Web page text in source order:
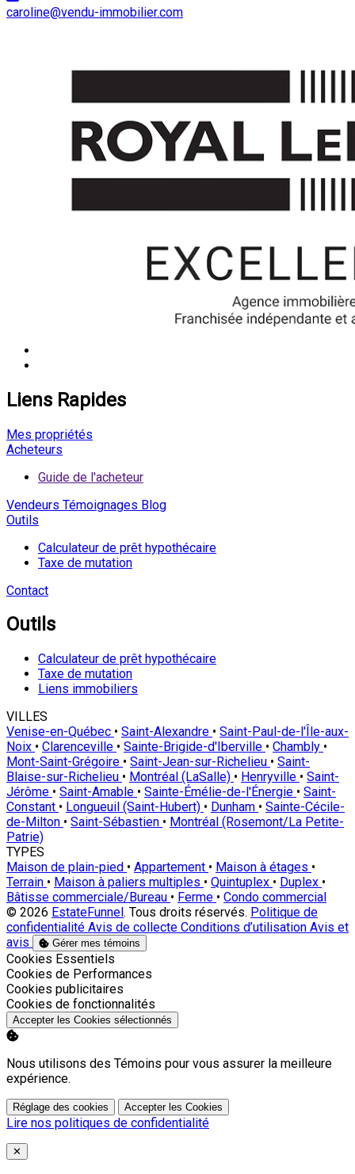
caroline@vendu-immobilier.com
Liens Rapides
Mes propriétés
Acheteurs
Guide de l'acheteur
Vendeurs Témoignages Blog
Outils
Calculateur de prêt hypothécaire
Taxe de mutation
Contact
Outils
Calculateur de prêt hypothécaire
Taxe de mutation
Liens immobiliers
VILLES
Venise-en-Québec • Saint-Alexandre • Saint-Paul-de-l'Île-aux-
Noix • Clarenceville • Sainte-Brigide-d'Iberville • Chambly •
Mont-Saint-Grégoire • Saint-Jean-sur-Richelieu • Saint-
Blaise-sur-Richelieu • Montréal (LaSalle) • Henryville • Saint-
Jérôme • Saint-Amable • Sainte-Émélie-de-l'Énergie • Saint-
Constant • Longueuil (Saint-Hubert) • Dunham • Sainte-Cécile-
de-Milton • Saint-Sébastien • Montréal (Rosemont/La Petite-
Patrie)
TYPES
Maison de plain-pied • Appartement • Maison à étages •
Terrain • Maison à paliers multiples • Quintuplex • Duplex •
Bâtisse commerciale/Bureau • Ferme • Condo commercial
© 2026 EstateFunnel . Tous droits réservés. Politique de
confidentialité Avis de collecte Conditions d’utilisation Avis et
avis
Gérer mes témoins
Activer
Cookies Essentiels
Activer
Cookies de Performances
Activer
Cookies publicitaires
Activer
Cookies de fonctionnalités
Accepter les Cookies sélectionnés
Nous utilisons des Témoins pour vous assurer la meilleure
expérience.
Réglage des cookies Accepter les Cookies
Lire nos politiques de confidentialité
Close
✕